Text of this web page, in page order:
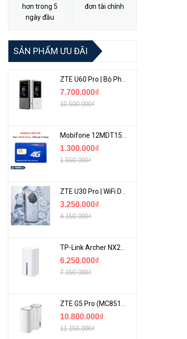
hơn trong 5
ngày đầu
đơn tài chính
SẢN PHẨM ƯU ĐÃI
ZTE U60 Pro | Bộ Phát 5G Cầm Tay Tích Hợp Công Nghệ WiFi 7, Pin 10000mAh
7.700.000₫
10.500.000₫
Mobifone 12MDT150 | Sim Chuyên 4G Mobifone Dung Lượng Cao 500GB/Tháng Gói 1 Năm
1.300.000₫
1.550.000₫
ZTE U30 Pro | WiFi Di Động 5G Tốc Độ Lên Đến 500Mbps, Màn Hình Cảm Ứng
3.250.000₫
4.150.000₫
TP-Link Archer NX200 | Bộ Phát WiFi Dùng Sim 5G Tốc Độ Cao Mới FullBox
6.250.000₫
7.150.000₫
ZTE G5 Pro (MC8512) | Router 5G WiFi7 Be7200 Hỗ Trợ Băng Tần 6Ghz Cực Mạnh
10.800.000₫
11.150.000₫